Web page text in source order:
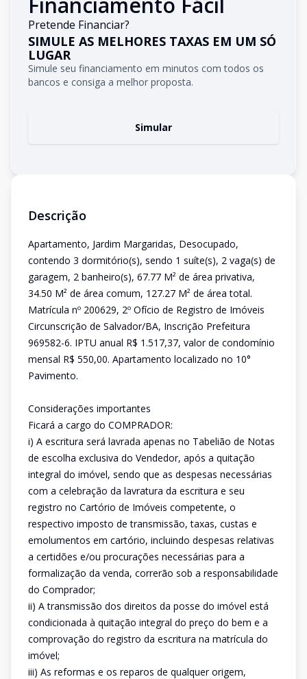
Pretende Financiar?
SIMULE AS MELHORES TAXAS EM UM SÓ
LUGAR
Simule seu financiamento em minutos com todos os
bancos e consiga a melhor proposta.
Simular
Descrição
Apartamento, Jardim Margaridas, Desocupado,
contendo 3 dormitório(s), sendo 1 suíte(s), 2 vaga(s) de
garagem, 2 banheiro(s), 67.77 M² de área privativa,
34.50 M² de área comum, 127.27 M² de área total.
Matrícula nº 200629, 2º Ofício de Registro de Imóveis
Circunscrição de Salvador/BA, Inscrição Prefeitura
969582-6. IPTU anual R$ 1.517,37, valor de condomínio
mensal R$ 550,00. Apartamento localizado no 10°
Pavimento.
Considerações importantes
Ficará a cargo do COMPRADOR:
i) A escritura será lavrada apenas no Tabelião de Notas
de escolha exclusiva do Vendedor, após a quitação
integral do imóvel, sendo que as despesas necessárias
com a celebração da lavratura da escritura e seu
registro no Cartório de Imóveis competente, o
respectivo imposto de transmissão, taxas, custas e
emolumentos em cartório, incluindo despesas relativas
a certidões e/ou procurações necessárias para a
formalização da venda, correrão sob a responsabilidade
do Comprador;
ii) A transmissão dos direitos da posse do imóvel está
condicionada à quitação integral do preço do bem e a
comprovação do registro da escritura na matrícula do
imóvel;
iii) As reformas e os reparos de qualquer origem,